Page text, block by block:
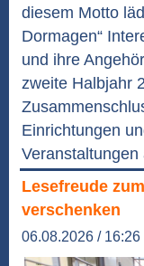
diesem Motto
Dormagen“
und ihre
zweite Halbjahr
Einrichtungen
Lesefreude
verschenken
06.08.2026 / 16:26